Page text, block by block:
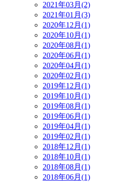
2021年03月(2)
2021年01月(3)
2020年12月(1)
2020年10月(1)
2020年08月(1)
2020年06月(1)
2020年04月(1)
2020年02月(1)
2019年12月(1)
2019年10月(1)
2019年08月(1)
2019年06月(1)
2019年04月(1)
2019年02月(1)
2018年12月(1)
2018年10月(1)
2018年08月(1)
2018年06月(1)